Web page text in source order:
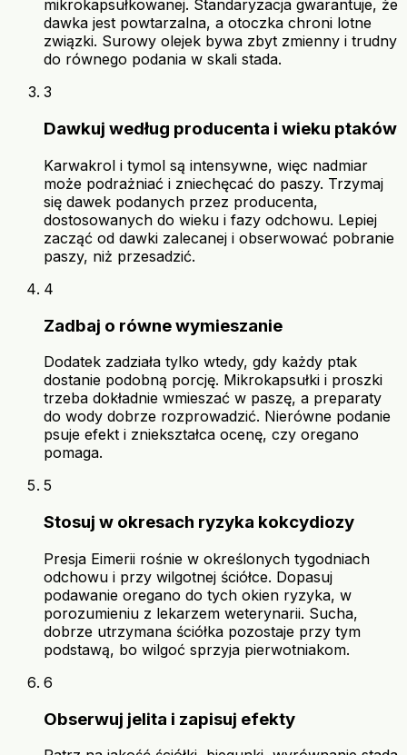
mikrokapsułkowanej. Standaryzacja gwarantuje, że
dawka jest powtarzalna, a otoczka chroni lotne
związki. Surowy olejek bywa zbyt zmienny i trudny
do równego podania w skali stada.
3
Dawkuj według producenta i wieku ptaków
Karwakrol i tymol są intensywne, więc nadmiar
może podrażniać i zniechęcać do paszy. Trzymaj
się dawek podanych przez producenta,
dostosowanych do wieku i fazy odchowu. Lepiej
zacząć od dawki zalecanej i obserwować pobranie
paszy, niż przesadzić.
4
Zadbaj o równe wymieszanie
Dodatek zadziała tylko wtedy, gdy każdy ptak
dostanie podobną porcję. Mikrokapsułki i proszki
trzeba dokładnie wmieszać w paszę, a preparaty
do wody dobrze rozprowadzić. Nierówne podanie
psuje efekt i zniekształca ocenę, czy oregano
pomaga.
5
Stosuj w okresach ryzyka kokcydiozy
Presja Eimerii rośnie w określonych tygodniach
odchowu i przy wilgotnej ściółce. Dopasuj
podawanie oregano do tych okien ryzyka, w
porozumieniu z lekarzem weterynarii. Sucha,
dobrze utrzymana ściółka pozostaje przy tym
podstawą, bo wilgoć sprzyja pierwotniakom.
6
Obserwuj jelita i zapisuj efekty